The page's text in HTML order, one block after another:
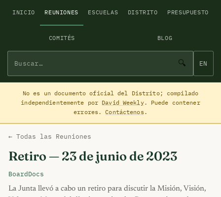
INICIO REUNIONES ESCUELAS DISTRITO PRESUPUESTO
COMITÉS BLOG
🔍 EN
No es un documento oficial del Distrito; compilado
independientemente por David Weekly. Puede contener
errores. Contáctenos.
← Todas las Reuniones
Retiro — 23 de junio de 2023
BoardDocs
La Junta llevó a cabo un retiro para discutir la Misión, Visión,